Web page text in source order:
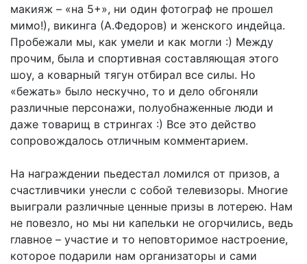
макияж – «на 5+», ни один фотограф не прошел
мимо!), викинга (А.Федоров) и женского индейца.
Пробежали мы, как умели и как могли :) Между
прочим, была и спортивная составляющая этого
шоу, а коварный тягун отбирал все силы. Но
«бежать» было нескучно, то и дело обгоняли
различные персонажи, полуобнаженные люди и
даже товарищ в стрингах :) Все это действо
сопровождалось отличным комментарием.
На награждении пьедестал ломился от призов, а
счастливчики унесли с собой телевизоры. Многие
выиграли различные ценные призы в лотерею. Нам
не повезло, но мы ни капельки не огорчились, ведь
главное – участие и то неповторимое настроение,
которое подарили нам организаторы и сами